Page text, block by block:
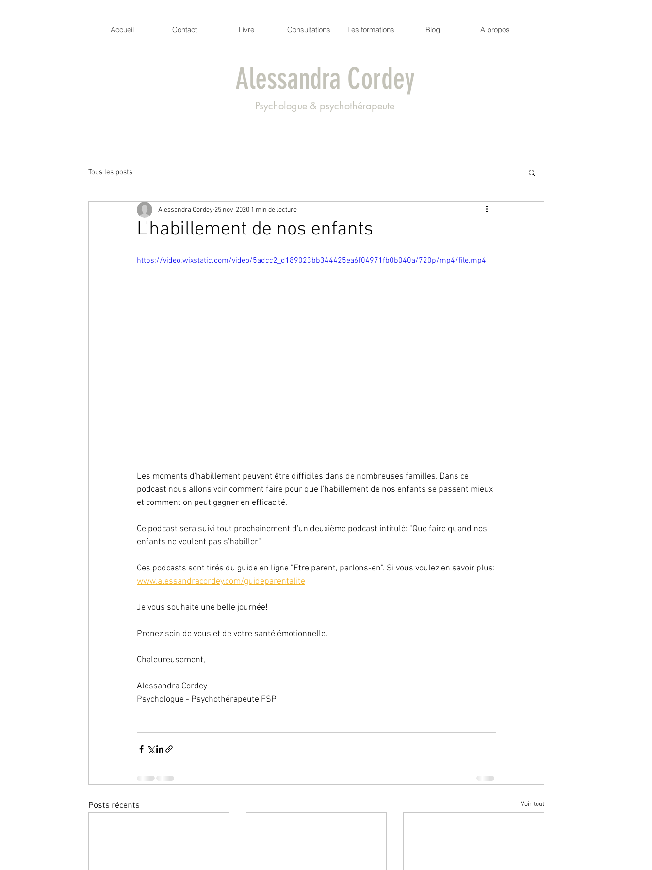
Accueil Contact Livre Consultations Les formations Blog A propos
Alessandra Cordey
Psychologue & psychothérapeute
Tous les posts
L'habillement de nos enfants
Alessandra Cordey 25 nov. 2020 1 min de lecture
https://video.wixstatic.com/video/5adcc2_d189023bb344425ea6f04971fb0b040a/720p/mp4/file.mp4
Les moments d'habillement peuvent être difficiles dans de nombreuses familles. Dans ce
podcast nous allons voir comment faire pour que l'habillement de nos enfants se passent mieux
et comment on peut gagner en efficacité.
Ce podcast sera suivi tout prochainement d'un deuxième podcast intitulé: "Que faire quand nos
enfants ne veulent pas s'habiller"
Ces podcasts sont tirés du guide en ligne "Etre parent, parlons-en". Si vous voulez en savoir plus:
www.alessandracordey.com/guideparentalite
Je vous souhaite une belle journée!
Prenez soin de vous et de votre santé émotionnelle.
Chaleureusement,
Alessandra Cordey
Psychologue - Psychothérapeute FSP
Posts récents Voir tout